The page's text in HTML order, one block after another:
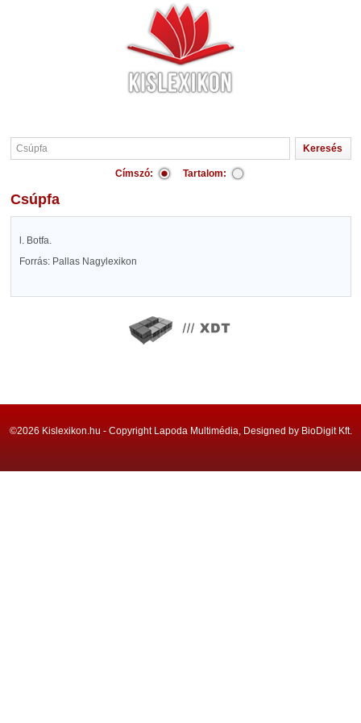
Címszó: Tartalom:
Csúpfa
l. Botfa.
Forrás: Pallas Nagylexikon
©2026 Kislexikon.hu - Copyright Lapoda Multimédia, Designed by BioDigit Kft.